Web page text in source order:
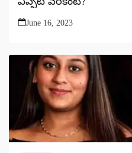
June 16, 2023